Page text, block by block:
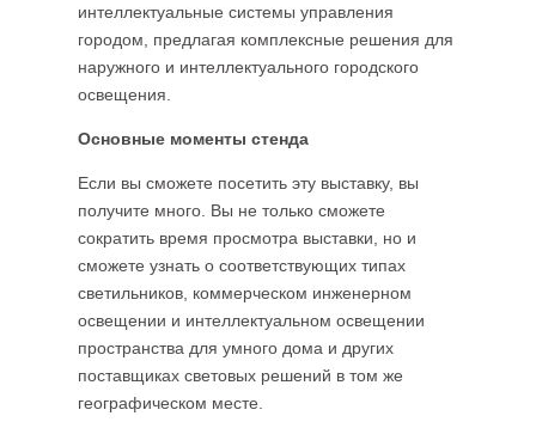
интеллектуальные системы управления
городом, предлагая комплексные решения для
наружного и интеллектуального городского
освещения.
Основные моменты стенда
Если вы сможете посетить эту выставку, вы
получите много. Вы не только сможете
сократить время просмотра выставки, но и
сможете узнать о соответствующих типах
светильников, коммерческом инженерном
освещении и интеллектуальном освещении
пространства для умного дома и других
поставщиках световых решений в том же
географическом месте.